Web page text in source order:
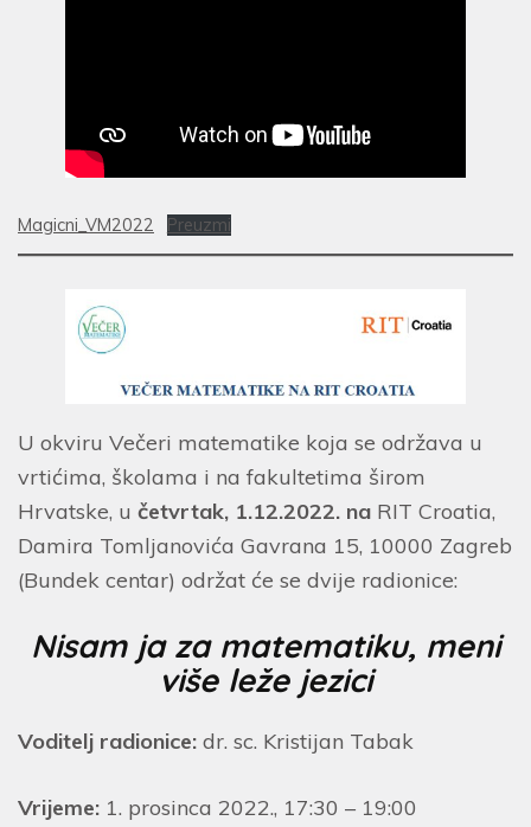
Magicni_VM2022 Preuzmi
U okviru Večeri matematike koja se održava u
vrtićima, školama i na fakultetima širom
Hrvatske, u četvrtak, 1.12.2022. na RIT Croatia,
Damira Tomljanovića Gavrana 15, 10000 Zagreb
(Bundek centar) održat će se dvije radionice:
Nisam ja za matematiku, meni
više leže jezici
Voditelj radionice: dr. sc. Kristijan Tabak
Vrijeme: 1. prosinca 2022., 17:30 – 19:00